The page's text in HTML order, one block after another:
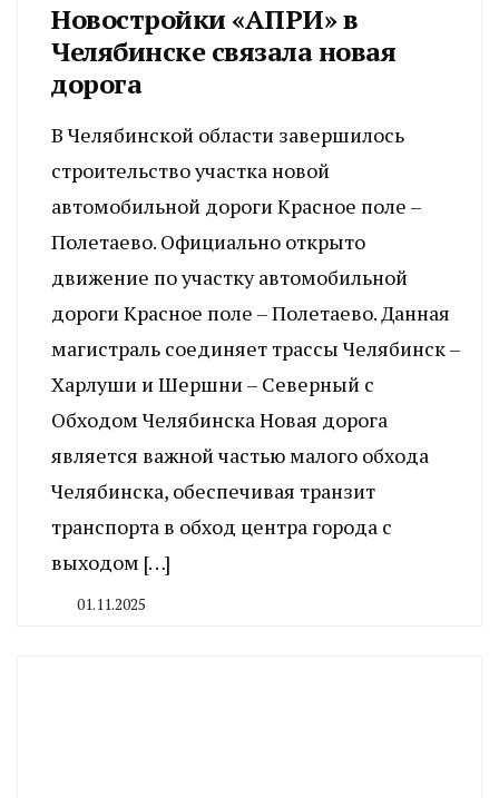
Новостройки «АПРИ» в
Челябинске связала новая
дорога
В Челябинской области завершилось
строительство участка новой
автомобильной дороги Красное поле –
Полетаево. Официально открыто
движение по участку автомобильной
дороги Красное поле – Полетаево. Данная
магистраль соединяет трассы Челябинск –
Харлуши и Шершни – Северный с
Обходом Челябинска Новая дорога
является важной частью малого обхода
Челябинска, обеспечивая транзит
транспорта в обход центра города с
выходом […]
01.11.2025